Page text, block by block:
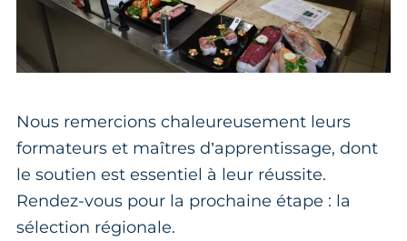
Nous remercions chaleureusement leurs
formateurs et maîtres d’apprentissage, dont
le soutien est essentiel à leur réussite.
Rendez-vous pour la prochaine étape : la
sélection régionale.